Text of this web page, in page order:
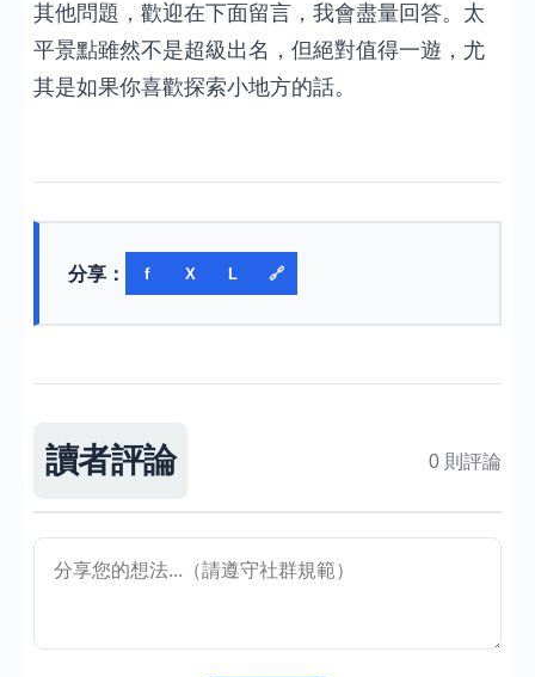
其他問題，歡迎在下面留言，我會盡量回答。太
平景點雖然不是超級出名，但絕對值得一遊，尤
其是如果你喜歡探索小地方的話。
分享： f X L 🔗
讀者評論 0 則評論